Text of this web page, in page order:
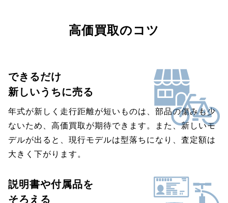
高価買取のコツ
できるだけ
新しいうちに売る
年式が新しく走行距離が短いものは、部品の傷みも少
ないため、高価買取が期待できます。また、新しいモ
デルが出ると、現行モデルは型落ちになり、査定額は
大きく下がります。
説明書や付属品を
そろえる